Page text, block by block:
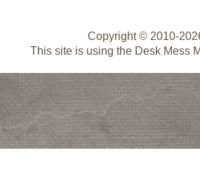
Copyright © 2010-
This site is using the Desk Mess